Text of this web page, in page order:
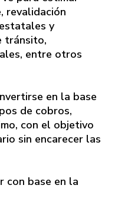
revalidación
y
tránsito,
entre otros
en la base
de cobros,
con el objetivo
sin encarecer las
con base en la